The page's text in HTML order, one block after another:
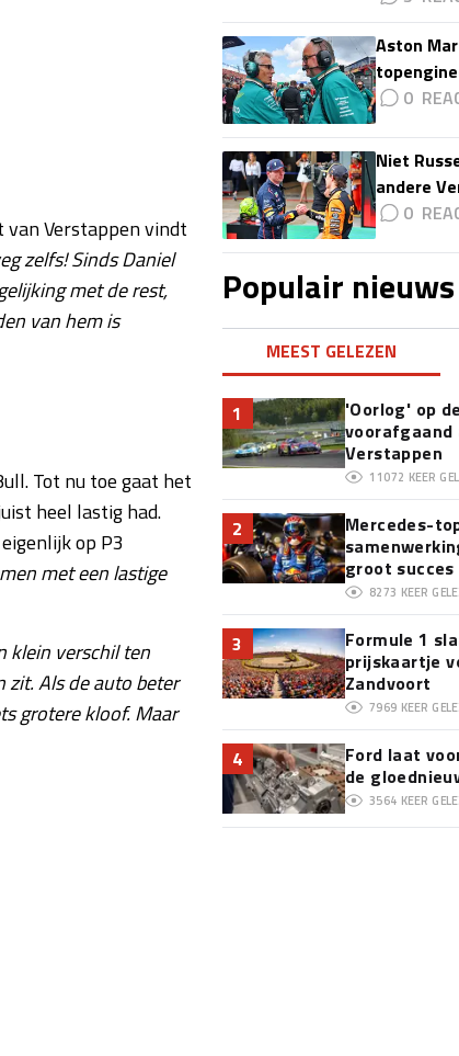
Verstappen vindt
zelfs! Sinds Daniel
met de rest,
van hem is
Tot nu toe gaat het
heel lastig had.
op P3
met een lastige
klein verschil ten
zit. Als de auto beter
grotere kloof. Maar
Aston
0
Niet
andere
0
Populair nieuws
MEEST GELEZEN
1
'Oorlog' op
voorafgaand
Verstappen
11072 KEER
2
Mercedes-
groot succes
8273 KEER
3
Formule 1
prijskaartje
Zandvoort
7969 KEER
4
Ford laat
de
3564 KEER